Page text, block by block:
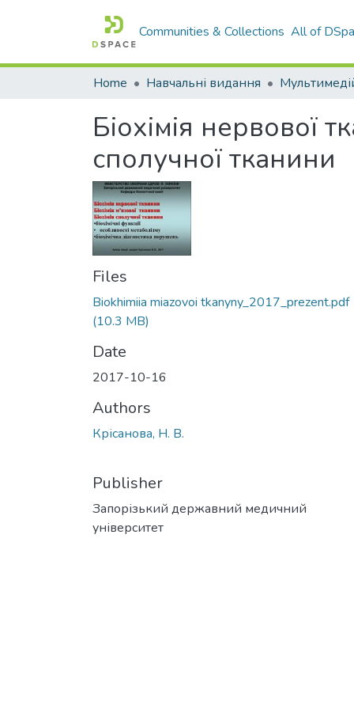
Communities & Collections All of
Home Навчальні видання
Біохімія нервової
сполучної тканини
Files
Biokhimiia miazovoi tkanyny_2017_prezent.pdf
(10.3 MB)
Date
2017-10-16
Authors
Крісанова, Н. В.
Publisher
Запорізький державний медичний
університет